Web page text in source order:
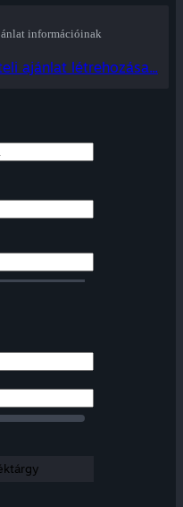
információinak
ajánlat létrehozása...